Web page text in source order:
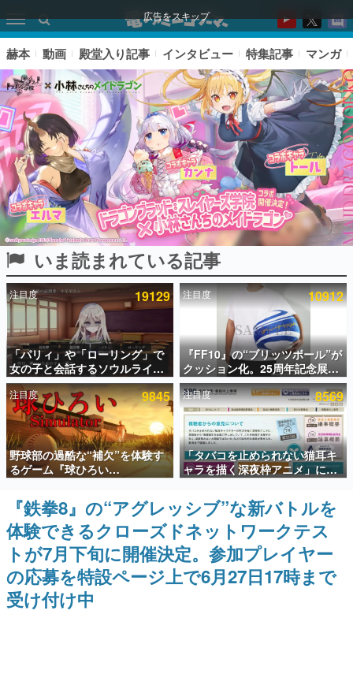
広告をスキップ
ピックアップ
電ファミのいま読まれている記事ランキング
アプリセール情報
インタビュー
連載・特集一覧
殿堂入り記事
SNS拡散数が数千以上！ ページビュー数万以上！ などな
ど。多くの人々に読まれた、電ファミ渾身の“殿堂入り”記
事をまとめました。
ゲームの企画書
名作ゲームクリエイターの方々に製作時のエピソードをお
聞きし、ヒットする企画（ゲーム）とは何か？を探ってい
きます。
赫本
この物語を解いてはいけない。『赫本』は、〈試験問題〉
の形をした短編ホラー小説集です。
赫本 動画 殿堂入り記事 インタビュー 特集記事 マンガ
いま読まれている記事
注目度 19129
「パリィ」や「ローリング」で
女の子と会話するソウルライク
恋愛ゲーム『小早川さんはソウ
ルライク』無料公開。返事に失
敗すると「YOU DIED」
注目度 10912
『FF10』の“ブリッツボール”が
クッション化。25周年記念展
「FINAL FANTASY X
MUSEUM-幻光の記憶-」のグッ
ズ情報が一部公開
注目度 9845
野球部の過酷な“補欠”を体験す
るゲーム『球ひろい
Simulator』が「1件」のウィッ
シュリストをもとにチェコ語に
対応しSNSで話題に。『キング
ダム・カム』開発元やチェコの
プロ野球選手から称賛の声
注目度 8569
「タバコを止められない猫耳キ
ャラを描く深夜枠アニメ」に視
聴者の一部から批判意見。違法
薬物の使用と思しき描写も含め
て、BPOが議論を交わす
『鉄拳8』の“アグレッシブ”な新バトルを
体験できるクローズドネットワークテス
トが7月下旬に開催決定。参加プレイヤー
の応募を特設ページ上で6月27日17時まで
受け付け中